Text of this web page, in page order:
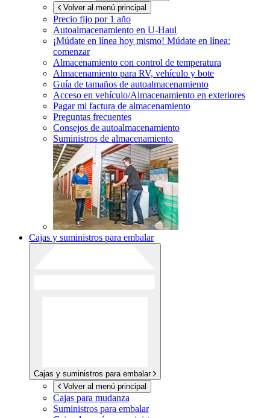
Volver al menú principal
Precio fijo por 1 año
Autoalmacenamiento en U-Haul
¡Múdate en línea hoy mismo! Múdate en línea:
comenzar
Almacenamiento con control de temperatura
Almacenamiento para RV, vehículo y bote
Guía de tamaños de autoalmacenamiento
Acceso en vehículo/Almacenamiento en exteriores
Pagar mi factura de almacenamiento
Preguntas frecuentes
Consejos de autoalmacenamiento
Suministros de almacenamiento
Cajas y suministros para embalar
Cajas y suministros para embalar
Volver al menú principal
Cajas para mudanza
Suministros para embalar